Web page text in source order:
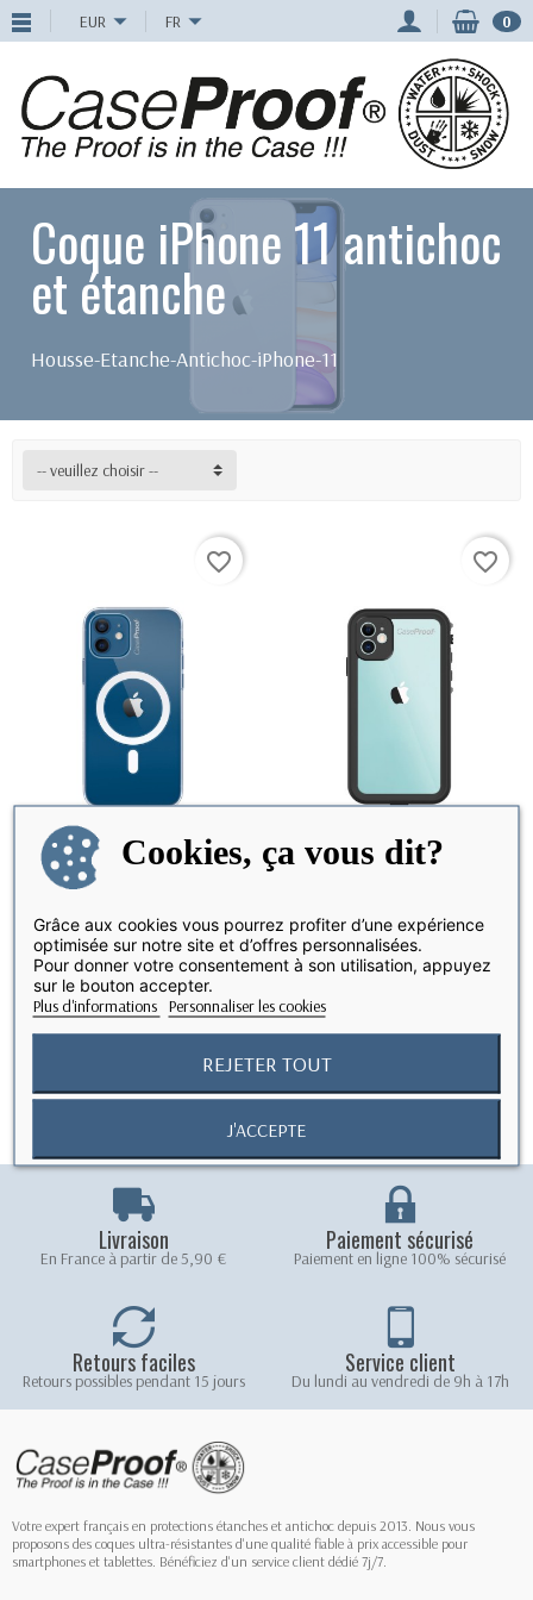
EUR FR 0
Coque iPhone 11 antichoc
et étanche
Housse-Etanche-Antichoc-iPhone-11
-- veuillez choisir --
favorite_border
iPhone 11 - Protection 360°
AntiChoc -...
19,90 €
favorite_border
iPhone 11 - Coque Etanche et
Antichoc -...
Affichage 1-2 de 2 article(s)
Livraison
En France à partir de 5,90 €
Paiement sécurisé
Paiement en ligne 100% sécurisé
Retours faciles
Retours possibles pendant 15 jours
Service client
Du lundi au vendredi de 9h à 17h
Votre expert français en protections étanches et antichoc depuis 2013. Nous vous
proposons des coques ultra-résistantes d'une qualité fiable à prix accessible pour
smartphones et tablettes. Bénéficiez d'un service client dédié 7j/7.
Cookies, ça vous dit?
Grâce aux cookies vous pourrez profiter d’une expérience
optimisée sur notre site et d’offres personnalisées.
Pour donner votre consentement à son utilisation, appuyez
sur le bouton accepter.
Plus d'informations Personnaliser les cookies
REJETER TOUT
J'ACCEPTE